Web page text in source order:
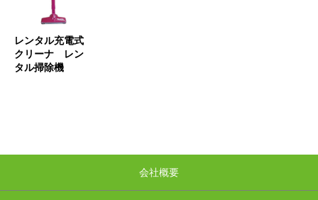
レンタル充電式
クリーナ レン
タル掃除機
会社概要